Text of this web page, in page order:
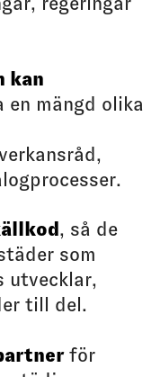
kan
mängd olika
, så de
som
utvecklar,
till del.
för